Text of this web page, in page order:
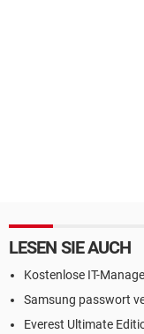
LESEN SIE AUCH
Kostenlose IT-
Samsung passwort
Everest Ultimate